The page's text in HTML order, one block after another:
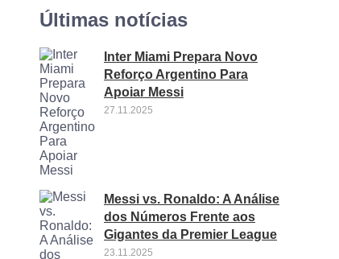
Últimas notícias
Inter Miami Prepara Novo
Reforço Argentino Para
Apoiar Messi
27.11.2025
Messi vs. Ronaldo: A Análise
dos Números Frente aos
Gigantes da Premier League
23.11.2025